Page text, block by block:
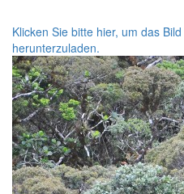
Klicken Sie bitte hier, um das
herunterzuladen.